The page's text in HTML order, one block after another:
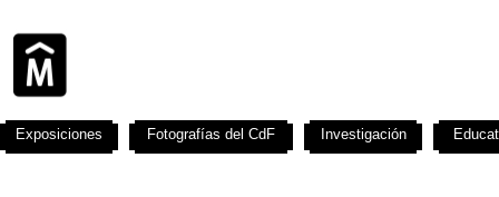
Exposiciones Fotografías del CdF Investigación